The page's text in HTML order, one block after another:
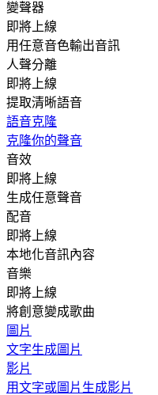
變聲器
即將上線
用任意音色輸出音訊
人聲分離
即將上線
提取清晰語音
語音克隆
克隆你的聲音
音效
即將上線
生成任意聲音
配音
即將上線
本地化音訊內容
音樂
即將上線
將創意變成歌曲
圖片
文字生成圖片
影片
用文字或圖片生成影片